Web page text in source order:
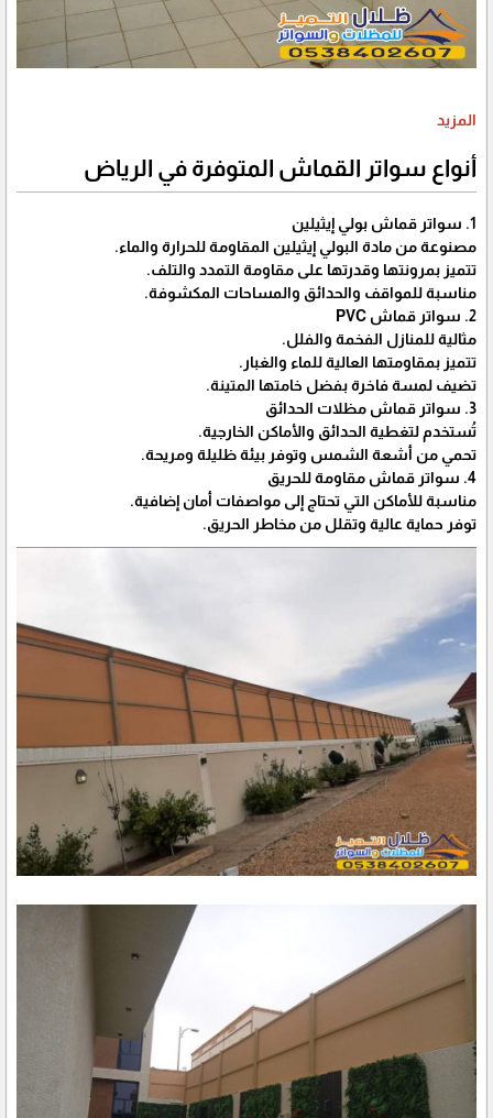
المزيد
أنواع سواتر القماش المتوفرة في الرياض
1. سواتر قماش بولي إيثيلين
مصنوعة من مادة البولي إيثيلين المقاومة للحرارة والماء.
تتميز بمرونتها وقدرتها على مقاومة التمدد والتلف.
مناسبة للمواقف والحدائق والمساحات المكشوفة.
2. سواتر قماش PVC
مثالية للمنازل الفخمة والفلل.
تتميز بمقاومتها العالية للماء والغبار.
تضيف لمسة فاخرة بفضل خامتها المتينة.
3. سواتر قماش مظلات الحدائق
تُستخدم لتغطية الحدائق والأماكن الخارجية.
تحمي من أشعة الشمس وتوفر بيئة ظليلة ومريحة.
4. سواتر قماش مقاومة للحريق
مناسبة للأماكن التي تحتاج إلى مواصفات أمان إضافية.
توفر حماية عالية وتقلل من مخاطر الحريق.